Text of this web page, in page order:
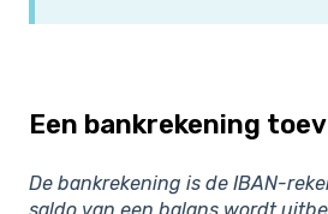
Een bankrekening
De bankrekening is de IBAN-